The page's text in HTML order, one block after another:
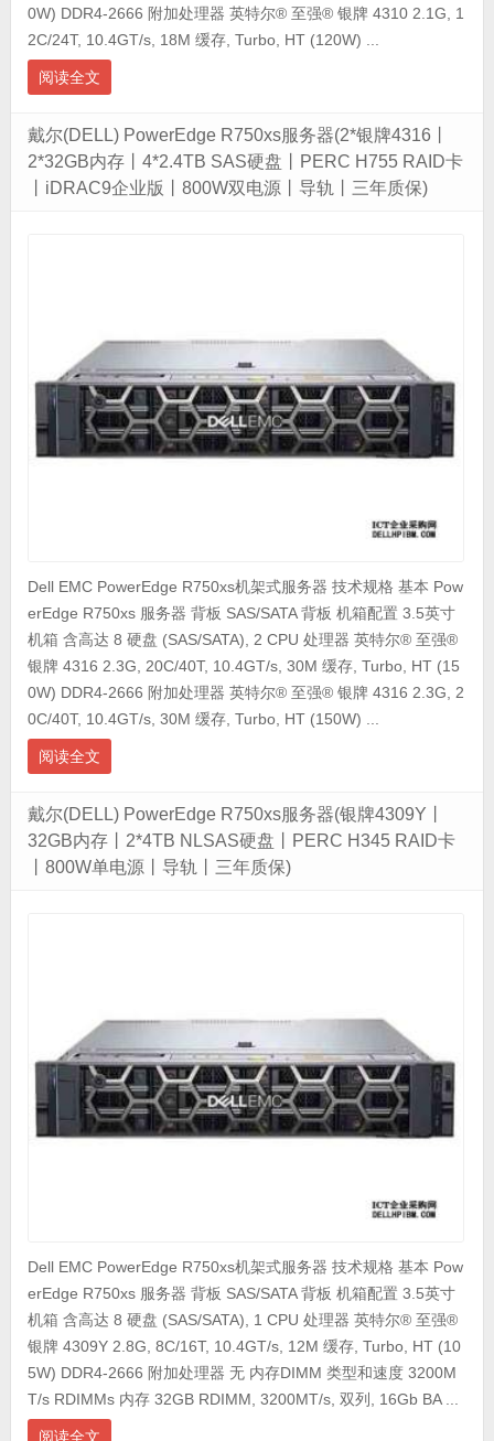
0W) DDR4-2666 附加处理器 英特尔® 至强® 银牌 4310 2.1G, 1
2C/24T, 10.4GT/s, 18M 缓存, Turbo, HT (120W) ...
阅读全文
戴尔(DELL) PowerEdge R750xs服务器(2*银牌4316丨
2*32GB内存丨4*2.4TB SAS硬盘丨PERC H755 RAID卡
丨iDRAC9企业版丨800W双电源丨导轨丨三年质保)
Dell EMC PowerEdge R750xs机架式服务器 技术规格 基本 Pow
erEdge R750xs 服务器 背板 SAS/SATA 背板 机箱配置 3.5英寸
机箱 含高达 8 硬盘 (SAS/SATA), 2 CPU 处理器 英特尔® 至强®
银牌 4316 2.3G, 20C/40T, 10.4GT/s, 30M 缓存, Turbo, HT (15
0W) DDR4-2666 附加处理器 英特尔® 至强® 银牌 4316 2.3G, 2
0C/40T, 10.4GT/s, 30M 缓存, Turbo, HT (150W) ...
阅读全文
戴尔(DELL) PowerEdge R750xs服务器(银牌4309Y丨
32GB内存丨2*4TB NLSAS硬盘丨PERC H345 RAID卡
丨800W单电源丨导轨丨三年质保)
Dell EMC PowerEdge R750xs机架式服务器 技术规格 基本 Pow
erEdge R750xs 服务器 背板 SAS/SATA 背板 机箱配置 3.5英寸
机箱 含高达 8 硬盘 (SAS/SATA), 1 CPU 处理器 英特尔® 至强®
银牌 4309Y 2.8G, 8C/16T, 10.4GT/s, 12M 缓存, Turbo, HT (10
5W) DDR4-2666 附加处理器 无 内存DIMM 类型和速度 3200M
T/s RDIMMs 内存 32GB RDIMM, 3200MT/s, 双列, 16Gb BA ...
阅读全文